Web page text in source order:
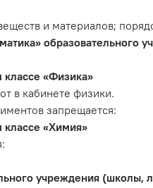
и материалов;
классе «Физика»
в кабинете физики.
запрещается:
классе «Химия»
учреждения (школы,